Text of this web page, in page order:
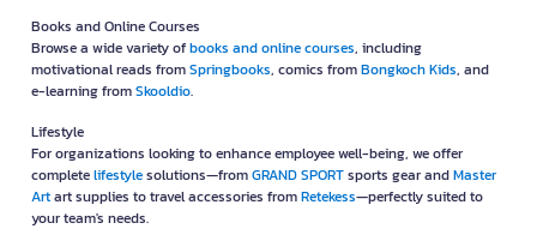
Books and Online Courses
Browse a wide variety ofbooks and online courses, including
motivational reads fromSpringbooks, comics fromBongkoch Kids, and
e-learning fromSkooldio.
Lifestyle
For organizations looking to enhance employee well-being, we offer
completelifestylesolutions—fromGRAND SPORTsports gear andMaster
Artart supplies to travel accessories fromRetekess—perfectly suited to
your team's needs.